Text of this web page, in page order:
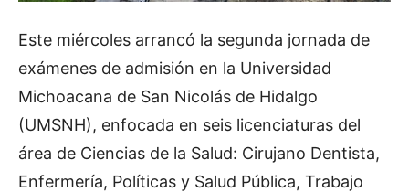
Este miércoles arrancó la segunda jornada de
exámenes de admisión en la Universidad
Michoacana de San Nicolás de Hidalgo
(UMSNH), enfocada en seis licenciaturas del
área de Ciencias de la Salud: Cirujano Dentista,
Enfermería, Políticas y Salud Pública, Trabajo